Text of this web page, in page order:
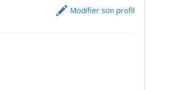
Modifier son profil